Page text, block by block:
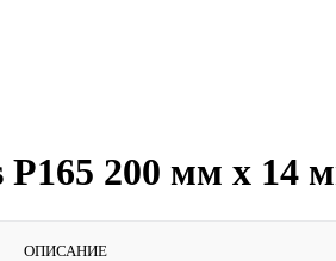
P165 200 мм х 14
ОПИСАНИЕ